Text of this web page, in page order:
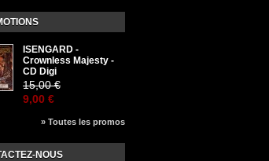
ISENGARD -
Crownless Majesty -
CD Digi
15,00 €
9,00 €
» Toutes les promos
NOUS